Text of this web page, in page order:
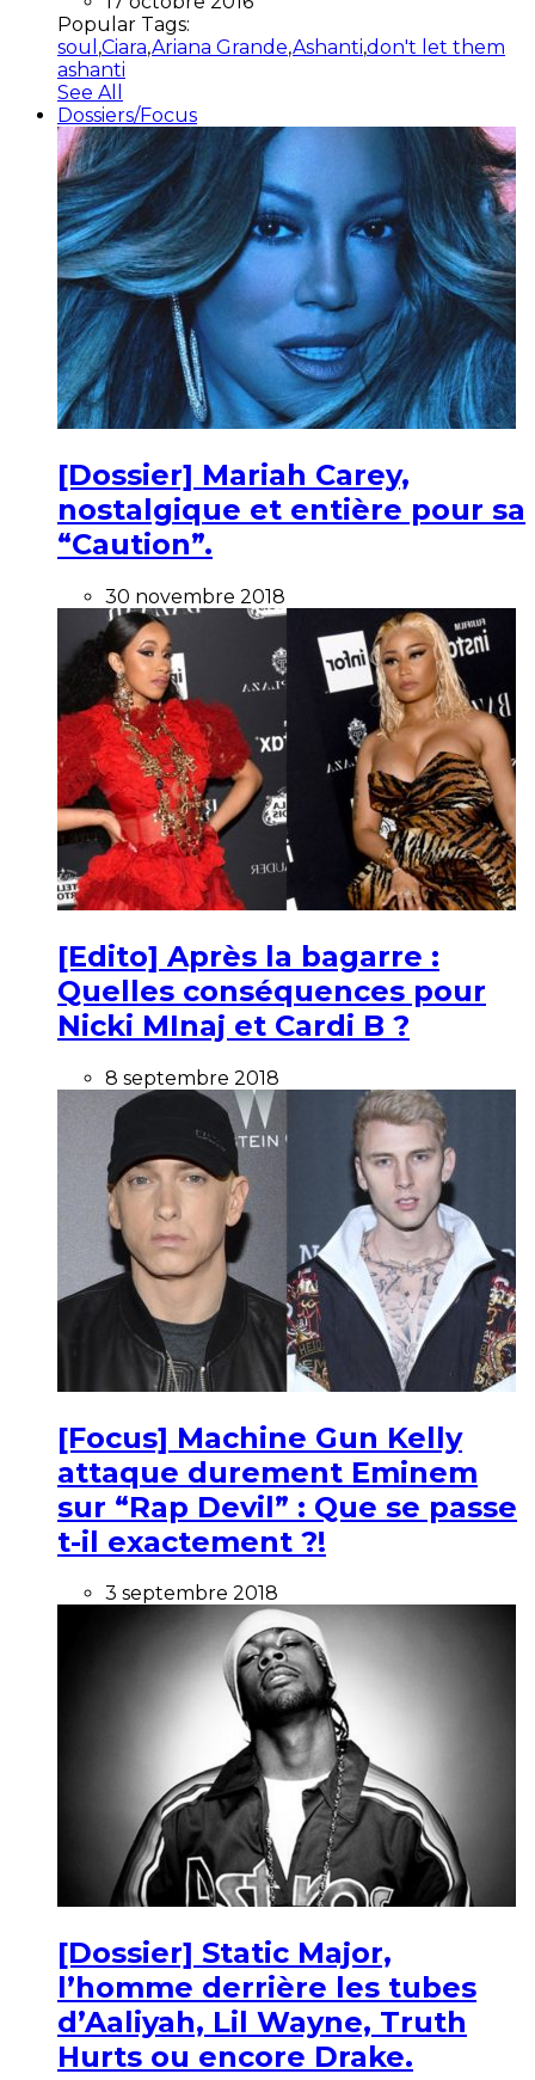
Popular Tags:
soul ,Ciara,Ariana Grande,Ashanti,don't let them
ashanti
See All
Dossiers/Focus
[Dossier] Mariah Carey,
nostalgique et entière pour sa
“Caution”.
30 novembre 2018
[Edito] Après la bagarre :
Quelles conséquences pour
Nicki MInaj et Cardi B ?
8 septembre 2018
[Focus] Machine Gun Kelly
attaque durement Eminem
sur “Rap Devil” : Que se passe
t-il exactement ?!
3 septembre 2018
[Dossier] Static Major,
l’homme derrière les tubes
d’Aaliyah, Lil Wayne, Truth
Hurts ou encore Drake.